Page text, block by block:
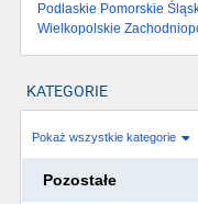
Podlaskie Pomorskie
Wielkopolskie
KATEGORIE
Pokaż wszystkie kategorie
Pozostałe